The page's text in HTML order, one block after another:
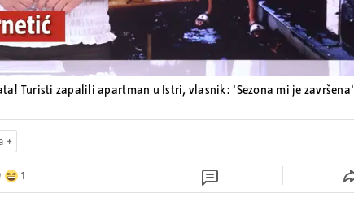
Turisti zapalili apartman u Istri, vlasnik: 'Sezona mi je završena'
1